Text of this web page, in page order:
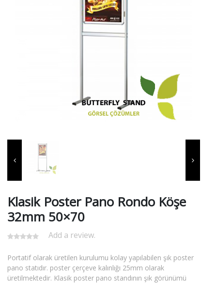
Klasik Poster Pano Rondo Köşe
32mm 50×70
Add a review.
Portatif olarak üretilen kurulumu kolay yapılabilen şık poster
pano statıdır. poster çerçeve kalınlığı 25mm olarak
üretilmektedir. Klasik poster pano standının şık görünümü